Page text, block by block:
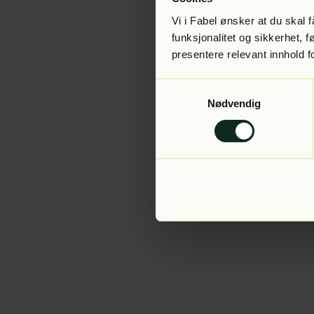
Vi i Fabel ønsker at du skal
funksjonalitet og sikkerhet,
presentere relevant innhold
Nødvendig
Application